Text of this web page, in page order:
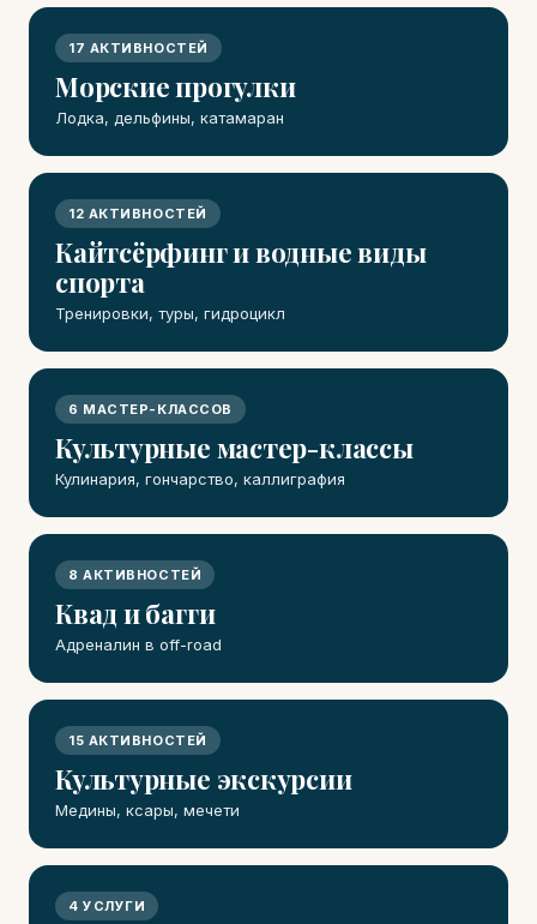
17 АКТИВНОСТЕЙ
Морские прогулки
Лодка, дельфины, катамаран
12 АКТИВНОСТЕЙ
Кайтсёрфинг и водные виды
спорта
Тренировки, туры, гидроцикл
6 МАСТЕР-КЛАССОВ
Культурные мастер-классы
Кулинария, гончарство, каллиграфия
8 АКТИВНОСТЕЙ
Квад и багги
Адреналин в off-road
15 АКТИВНОСТЕЙ
Культурные экскурсии
Медины, ксары, мечети
4 УСЛУГИ